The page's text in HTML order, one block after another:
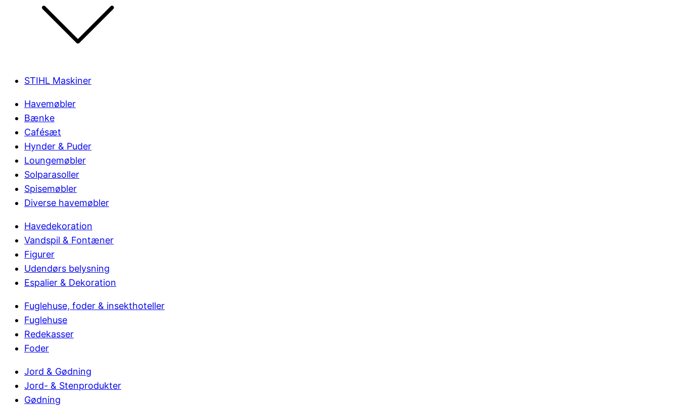
STIHL Maskiner
Havemøbler
Bænke
Cafésæt
Hynder & Puder
Loungemøbler
Solparasoller
Spisemøbler
Diverse havemøbler
Havedekoration
Vandspil & Fontæner
Figurer
Udendørs belysning
Espalier & Dekoration
Fuglehuse, foder & insekthoteller
Fuglehuse
Redekasser
Foder
Jord & Gødning
Jord- & Stenprodukter
Gødning